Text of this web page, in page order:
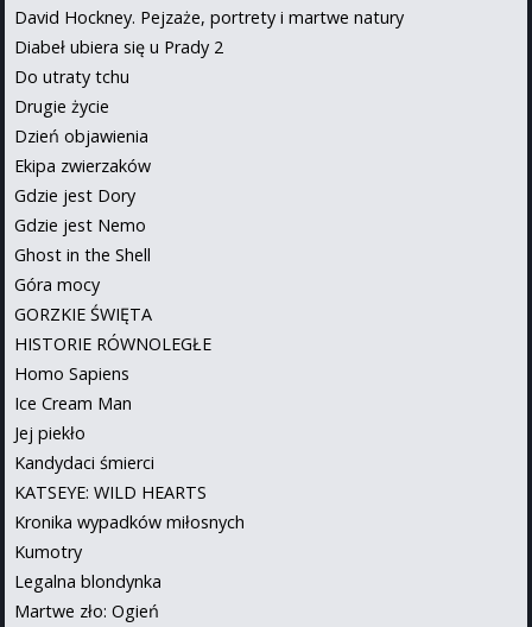
David Hockney. Pejzaże, portrety i martwe natury
Diabeł ubiera się u Prady 2
Do utraty tchu
Drugie życie
Dzień objawienia
Ekipa zwierzaków
Gdzie jest Dory
Gdzie jest Nemo
Ghost in the Shell
Góra mocy
GORZKIE ŚWIĘTA
HISTORIE RÓWNOLEGŁE
Homo Sapiens
Ice Cream Man
Jej piekło
Kandydaci śmierci
KATSEYE: WILD HEARTS
Kronika wypadków miłosnych
Kumotry
Legalna blondynka
Martwe zło: Ogień